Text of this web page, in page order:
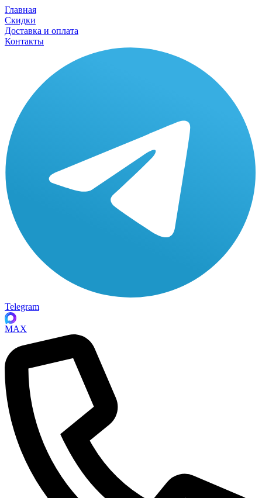
Главная
Скидки
Доставка и оплата
Контакты
Telegram
MAX